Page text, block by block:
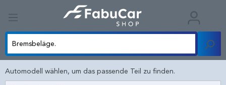
Automodell wählen, um das passende Teil zu finden.